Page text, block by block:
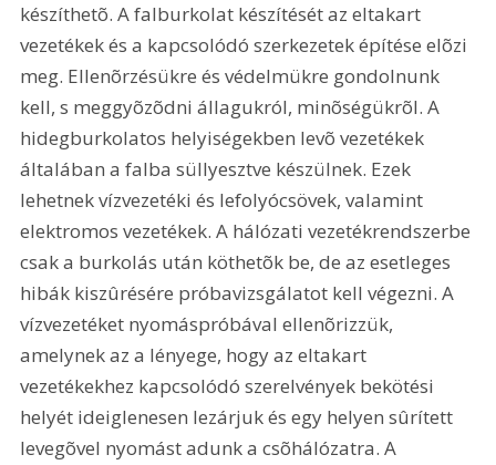
készíthetõ. A falburkolat készítését az eltakart
vezetékek és a kapcsolódó szerkezetek építése elõzi
meg. Ellenõrzésükre és védelmükre gondolnunk
kell, s meggyõzõdni állagukról, minõségükrõl. A
hidegburkolatos helyiségekben levõ vezetékek
általában a falba süllyesztve készülnek. Ezek
lehetnek vízvezetéki és lefolyócsövek, valamint
elektromos vezetékek. A hálózati vezetékrendszerbe
csak a burkolás után köthetõk be, de az esetleges
hibák kiszûrésére próbavizsgálatot kell végezni. A
vízvezetéket nyomáspróbával ellenõrizzük,
amelynek az a lényege, hogy az eltakart
vezetékekhez kapcsolódó szerelvények bekötési
helyét ideiglenesen lezárjuk és egy helyen sûrített
levegõvel nyomást adunk a csõhálózatra. A